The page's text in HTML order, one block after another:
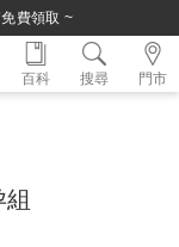
費領取 ~
門市
百科 搜尋